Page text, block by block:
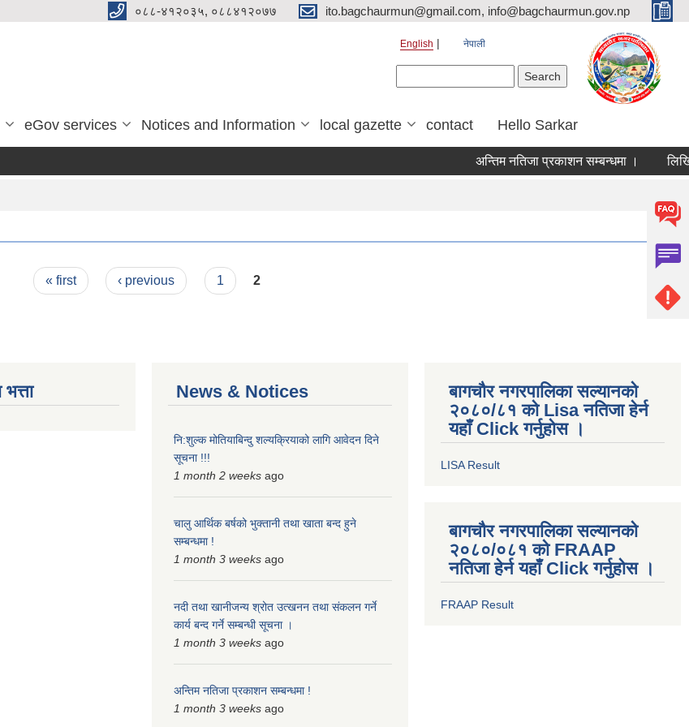
०८८-४१२०३५, ०८८४१२०७७ ito.bagchaurmun@gmail.com, info@bagchaurmun.gov.np
English नेपाली
eGov services Notices and Information local gazette contact Hello Sarkar
अन्तिम नतिजा प्रकाशन सम्बन्धमा ।
« first ‹ previous 1 2
News & Notices
नि:शुल्क मोतियाबिन्दु शल्यक्रियाको लागि आवेदन दिने
सूचना !!!
1 month 2 weeks ago
चालु आर्थिक बर्षको भुक्तानी तथा खाता बन्द हुने
सम्बन्धमा !
1 month 3 weeks ago
नदी तथा खानीजन्य श्रोत उत्खनन तथा संकलन गर्ने
कार्य बन्द गर्ने सम्बन्धी सूचना ।
1 month 3 weeks ago
अन्तिम नतिजा प्रकाशन सम्बन्धमा !
1 month 3 weeks ago
बागचौर नगरपालिका सल्यानको
२०८०/८१ को Lisa नतिजा हेर्न
यहाँ Click गर्नुहोस ।
LISA Result
बागचौर नगरपालिका सल्यानको
२०८०/०८१ को FRAAP
नतिजा हेर्न यहाँ Click गर्नुहोस ।
FRAAP Result